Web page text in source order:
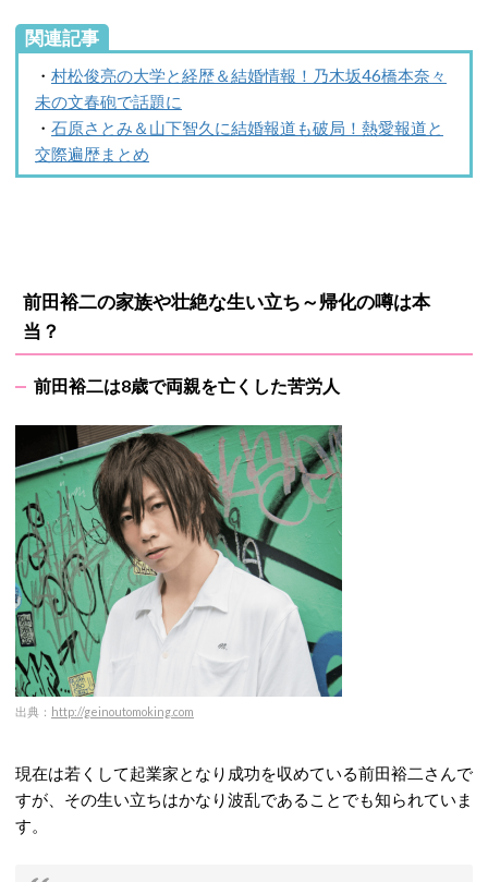
関連記事
・ 村松俊亮の大学と経歴＆結婚情報！乃木坂46橋本奈々
未の文春砲で話題に
・ 石原さとみ＆山下智久に結婚報道も破局！熱愛報道と
交際遍歴まとめ
前田裕二の家族や壮絶な生い立ち～帰化の噂は本
当？
前田裕二は8歳で両親を亡くした苦労人
出典： http://geinoutomoking.com
現在は若くして起業家となり成功を収めている前田裕二さんで
すが、その生い立ちはかなり波乱であることでも知られていま
す。